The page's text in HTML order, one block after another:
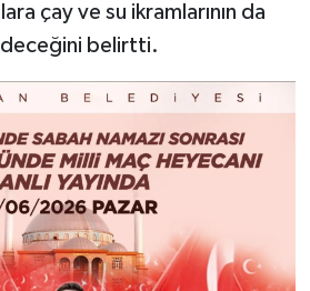
çay ve su ikramlarının da
belirtti.